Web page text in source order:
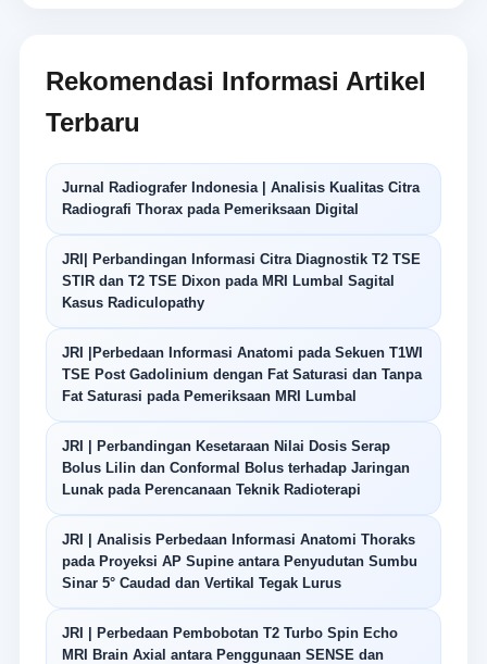
Rekomendasi Informasi Artikel
Terbaru
Jurnal Radiografer Indonesia | Analisis Kualitas Citra
Radiografi Thorax pada Pemeriksaan Digital
JRI| Perbandingan Informasi Citra Diagnostik T2 TSE
STIR dan T2 TSE Dixon pada MRI Lumbal Sagital
Kasus Radiculopathy
JRI |Perbedaan Informasi Anatomi pada Sekuen T1WI
TSE Post Gadolinium dengan Fat Saturasi dan Tanpa
Fat Saturasi pada Pemeriksaan MRI Lumbal
JRI | Perbandingan Kesetaraan Nilai Dosis Serap
Bolus Lilin dan Conformal Bolus terhadap Jaringan
Lunak pada Perencanaan Teknik Radioterapi
JRI | Analisis Perbedaan Informasi Anatomi Thoraks
pada Proyeksi AP Supine antara Penyudutan Sumbu
Sinar 5° Caudad dan Vertikal Tegak Lurus
JRI | Perbedaan Pembobotan T2 Turbo Spin Echo
MRI Brain Axial antara Penggunaan SENSE dan